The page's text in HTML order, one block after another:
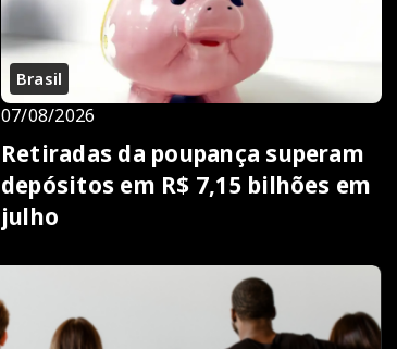
Brasil
07/08/2026
Retiradas da poupança superam
depósitos em R$ 7,15 bilhões em
julho